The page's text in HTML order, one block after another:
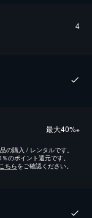
4
最⼤40%※
の購入 / レンタルです。
のポイント還元です。
こちらをご確認ください。